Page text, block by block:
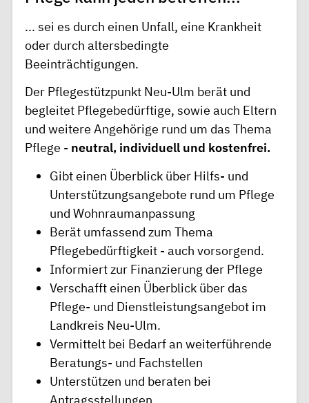
... sei es durch einen Unfall, eine Krankheit
oder durch altersbedingte
Beeinträchtigungen.
Der Pflegestützpunkt Neu-Ulm berät und
begleitet Pflegebedürftige, sowie auch Eltern
und weitere Angehörige rund um das Thema
Pflege - neutral, individuell und kostenfrei.
Gibt einen Überblick über Hilfs- und
Unterstützungsangebote rund um Pflege
und Wohnraumanpassung
Berät umfassend zum Thema
Pflegebedürftigkeit - auch vorsorgend.
Informiert zur Finanzierung der Pflege
Verschafft einen Überblick über das
Pflege- und Dienstleistungsangebot im
Landkreis Neu-Ulm.
Vermittelt bei Bedarf an weiterführende
Beratungs- und Fachstellen
Unterstützen und beraten bei
Antragsstellungen.